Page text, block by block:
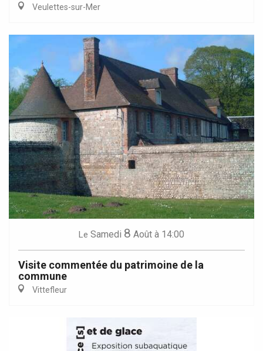
Veulettes-sur-Mer
Le Samedi 8 Août à 14:00
Visite commentée du patrimoine de la
commune
Vittefleur